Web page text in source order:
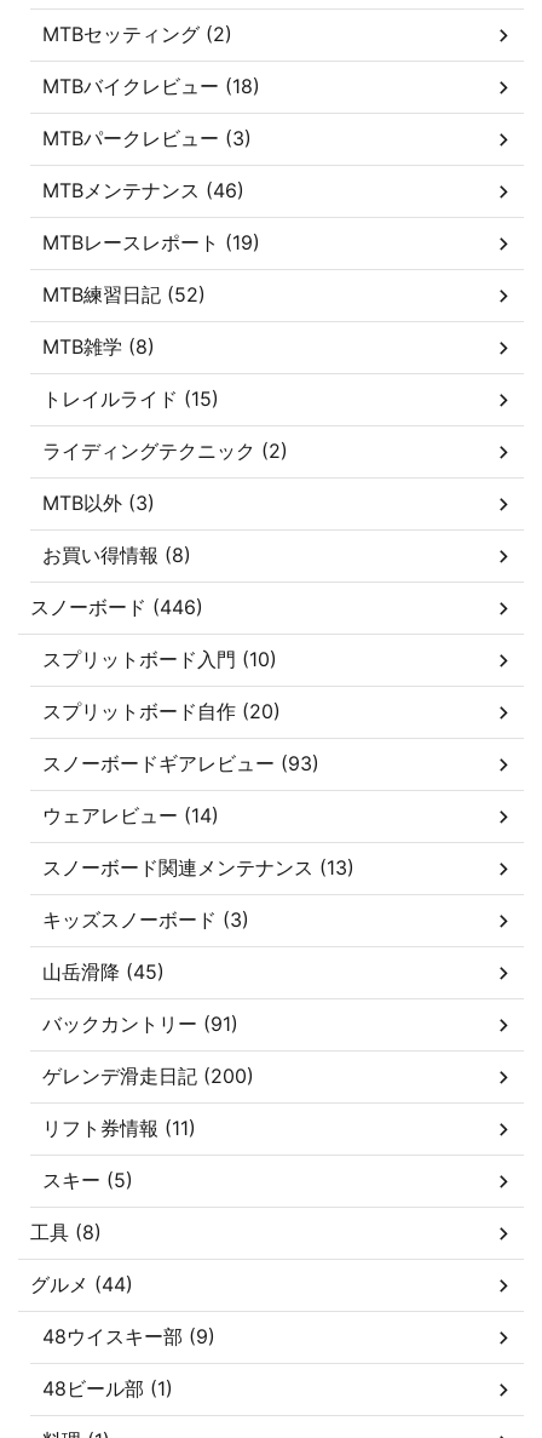
MTBセッティング (2)
MTBバイクレビュー (18)
MTBパークレビュー (3)
MTBメンテナンス (46)
MTBレースレポート (19)
MTB練習日記 (52)
MTB雑学 (8)
トレイルライド (15)
ライディングテクニック (2)
MTB以外 (3)
お買い得情報 (8)
スノーボード (446)
スプリットボード入門 (10)
スプリットボード自作 (20)
スノーボードギアレビュー (93)
ウェアレビュー (14)
スノーボード関連メンテナンス (13)
キッズスノーボード (3)
山岳滑降 (45)
バックカントリー (91)
ゲレンデ滑走日記 (200)
リフト券情報 (11)
スキー (5)
工具 (8)
グルメ (44)
48ウイスキー部 (9)
48ビール部 (1)